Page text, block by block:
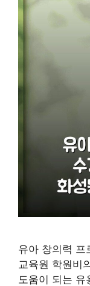
유아 창의력 프
교육원 학원비
도움이 되는 유